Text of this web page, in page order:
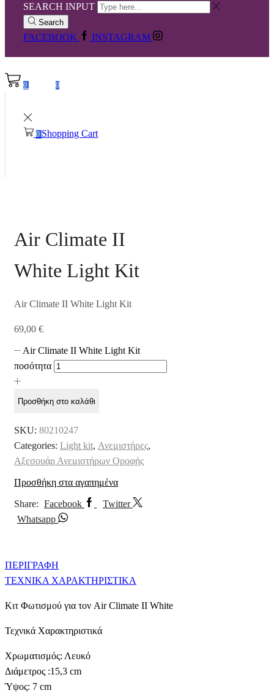
SEARCH INPUT
Search
FACEBOOK INSTAGRAM
00,00 0
0 Shopping Cart
Air Climate II
White Light Kit
Air Climate II White Light Kit
69,00 €
Air Climate II White Light Kit
ποσότητα
Προσθήκη στο καλάθι
SKU: 80210247
Categories: Light kit, Ανεμιστήρες,
Αξεσουάρ Ανεμιστήρων Οροφής
Προσθήκη στα αγαπημένα
Share: Facebook
Twitter
Whatsapp
ΠΕΡΙΓΡΑΦΉ
ΤΕΧΝΙΚΑ ΧΑΡΑΚΤΗΡΙΣΤΙΚΑ
Κιτ Φωτισμού για τον Air Climate ΙΙ White
Τεχνικά Χαρακτηριστικά
Χρωματισμός: Λευκό
Διάμετρος :15,3 cm
Ύψος: 7 cm